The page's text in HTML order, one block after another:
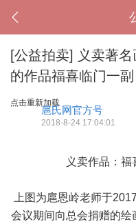
[公益拍卖] 义卖著
的作品福喜临门一副
点击重新加载
扈氏网官方号
2018-8-24 17:04:01
义卖作品： 福
上图为扈恩岭老师于
会议期间向总会捐赠的绘